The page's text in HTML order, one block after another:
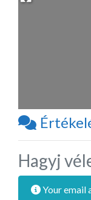
Hagyj
Your email